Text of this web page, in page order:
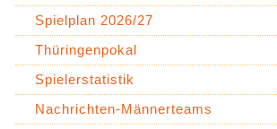
Spielplan 2026/27
Thüringenpokal
Spielerstatistik
Nachrichten-Männerteams